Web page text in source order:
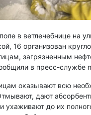
в ветлечебнице на
16 организован
загрязненным
в пресс-службе
оказывают всю
дают
ухаживают до их